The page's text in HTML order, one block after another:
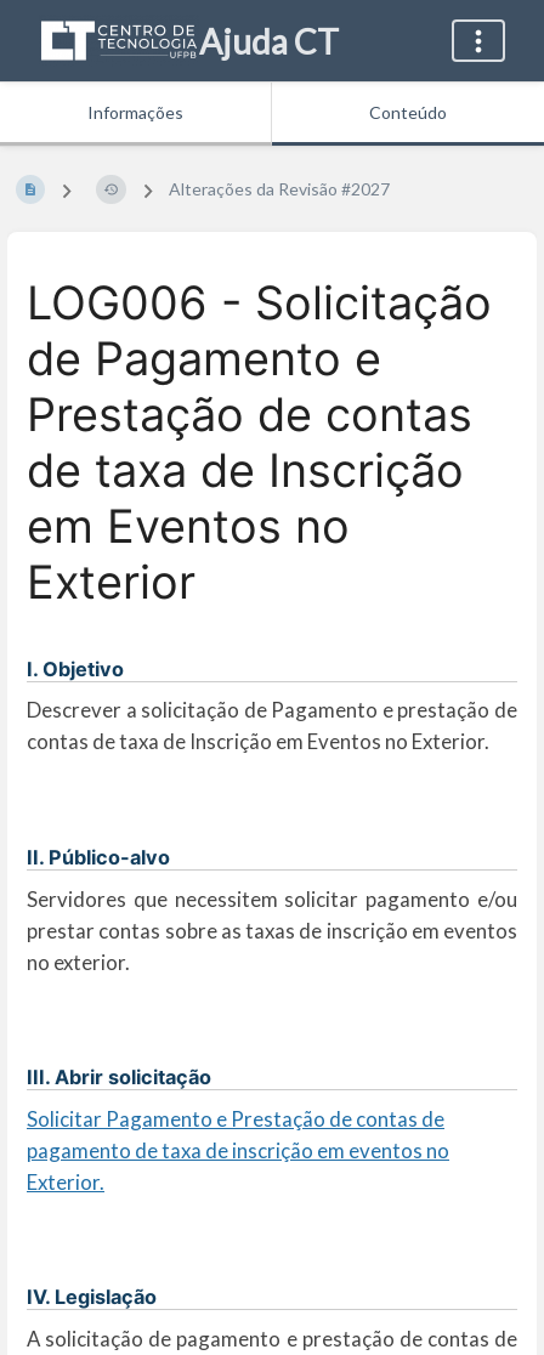
Ajuda CT
Informações Conteúdo
Alterações da Revisão #2027
LOG006 - Solicitação
de Pagamento e
Prestação de contas
de taxa de Inscrição
em Eventos no
Exterior
I. Objetivo
Descrever a solicitação de Pagamento e prestação de
contas de taxa de Inscrição em Eventos no Exterior.
II. Público-alvo
Servidores que necessitem solicitar pagamento e/ou
prestar contas sobre as taxas de inscrição em eventos
no exterior.
III. Abrir solicitação
Solicitar Pagamento e Prestação de contas de
pagamento de taxa de inscrição em eventos no
Exterior.
IV. Legislação
A solicitação de pagamento e prestação de contas de